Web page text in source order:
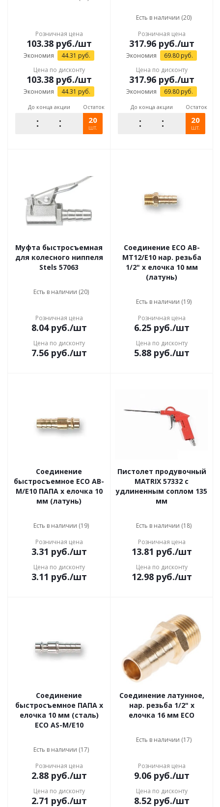
Розничная цена
103.38руб./шт
Экономия 44.31 руб.
Цена по дисконту
103.38руб./шт
Экономия 44.31 руб.
До конца акции Остаток
20
шт.
Есть в наличии (20)
Розничная цена
317.96руб./шт
Экономия 69.80 руб.
Цена по дисконту
317.96руб./шт
Экономия 69.80 руб.
До конца акции Остаток
20
шт.
Муфта быстросъемная
для колесного ниппеля
Stels 57063
Есть в наличии (20)
Розничная цена
8.04руб./шт
Цена по дисконту
7.56руб./шт
Соединение ECO AB-
MT12/E10 нар. резьба
1/2" х елочка 10 мм
(латунь)
Есть в наличии (19)
Розничная цена
6.25руб./шт
Цена по дисконту
5.88руб./шт
Соединение
быстросъемное ECO AB-
M/E10 ПАПА х елочка 10
мм (латунь)
Есть в наличии (19)
Розничная цена
3.31 руб./шт
Цена по дисконту
3.11 руб./шт
Пистолет продувочный
MATRIX 57332 с
удлиненным соплом 135
мм
Есть в наличии (18)
Розничная цена
13.81 руб./шт
Цена по дисконту
12.98руб./шт
Соединение
быстросъемное ПАПА х
елочка 10 мм (сталь)
ECO AS-M/E10
Есть в наличии (17)
Розничная цена
2.88руб./шт
Цена по дисконту
2.71 руб./шт
Соединение латунное,
нар. резьба 1/2" x
елочка 16 мм ECO
Есть в наличии (17)
Розничная цена
9.06руб./шт
Цена по дисконту
8.52руб./шт